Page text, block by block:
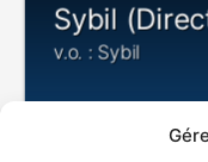
Sybil
v.o. : Sybil